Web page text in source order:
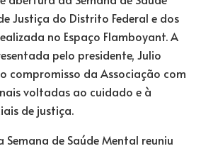
Justiça do Distrito Federal e dos
no Espaço Flamboyant. A
pelo presidente, Julio
compromisso da Associação com
voltadas ao cuidado e à
de justiça.
de Saúde Mental reuniu